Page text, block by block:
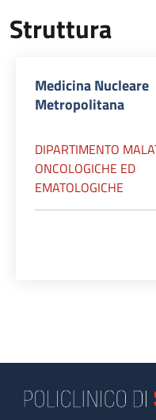
Struttura
Medicina Nucleare
Metropolitana
DIPARTIMENTO
ONCOLOGICHE ED
EMATOLOGICHE